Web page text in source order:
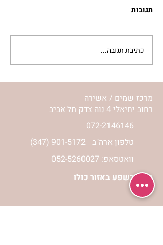
לחיות את המסע שלי | נורית
אילון הירש
תגובות
כתיבת תגובה...
מרכז שמים / אשירה
רחוב יחיאלי 4 נוה צדק תל אביב
072-2146146
(347) 901-5172 טלפון ארה"ב
וואטסאפ: 052-5260027
חניה בשפע באזור כולו
הרשמי לעדכונים